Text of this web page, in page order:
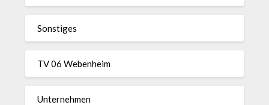
Sonstiges
TV 06 Webenheim
Unternehmen